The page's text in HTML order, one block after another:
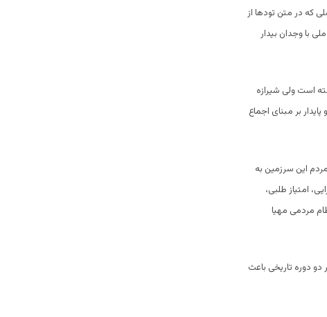
که در متن تودها از
با وجدان بیدار
است ولی شیرازه
بر مبنای اجماع
این سرزمین به
امتیاز طلبی،
مردمی مهیا
دوره تاریخی باعث